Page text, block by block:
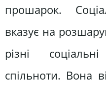
прошарок.
вказує на
різні
спільноти. Вона